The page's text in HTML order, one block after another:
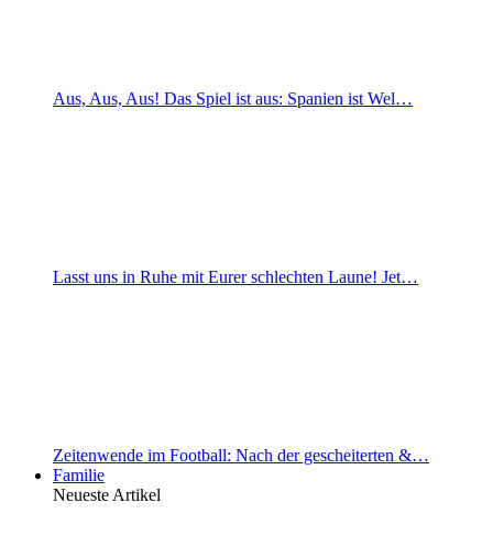
Aus, Aus, Aus! Das Spiel ist aus: Spanien ist Wel…
Lasst uns in Ruhe mit Eurer schlechten Laune! Jet…
Zeitenwende im Football: Nach der gescheiterten &…
Familie
Neueste Artikel